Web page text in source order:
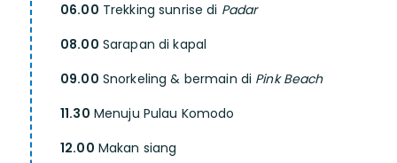
06.00 Trekking sunrise di Padar
08.00 Sarapan di kapal
09.00 Snorkeling & bermain di Pink Beach
11.30 Menuju Pulau Komodo
12.00 Makan siang